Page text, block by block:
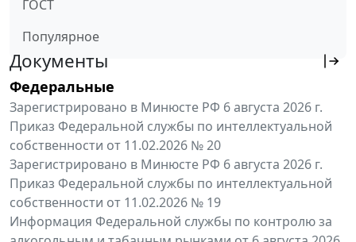
ГОСТ
Популярное
Документы
Федеральные
Зарегистрировано в Минюсте РФ 6 августа 2026 г.
Приказ Федеральной службы по интеллектуальной
собственности от 11.02.2026 № 20
Зарегистрировано в Минюсте РФ 6 августа 2026 г.
Приказ Федеральной службы по интеллектуальной
собственности от 11.02.2026 № 19
Информация Федеральной службы по контролю за